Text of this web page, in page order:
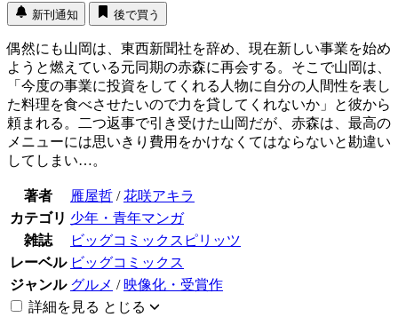
新刊通知 後で買う
偶然にも山岡は、東西新聞社を辞め、現在新しい事業を始め
ようと燃えている元同期の赤森に再会する。そこで山岡は、
「今度の事業に投資をしてくれる人物に自分の人間性を表し
た料理を食べさせたいので力を貸してくれないか」と彼から
頼まれる。二つ返事で引き受けた山岡だが、赤森は、最高の
メニューには思いきり費用をかけなくてはならないと勘違い
してしまい…。
著者 雁屋哲 /花咲アキラ
カテゴリ 少年・青年マンガ
雑誌
ビッグコミックスピリッツ
レーベル ビッグコミックス
ジャンル グルメ / 映像化・受賞作
詳細を見る とじる